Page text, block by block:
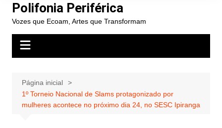
Polifonia Periférica
Vozes que Ecoam, Artes que Transformam
Página inicial
1º Torneio Nacional de Slams protagonizado por
mulheres acontece no próximo dia 24, no SESC Ipiranga